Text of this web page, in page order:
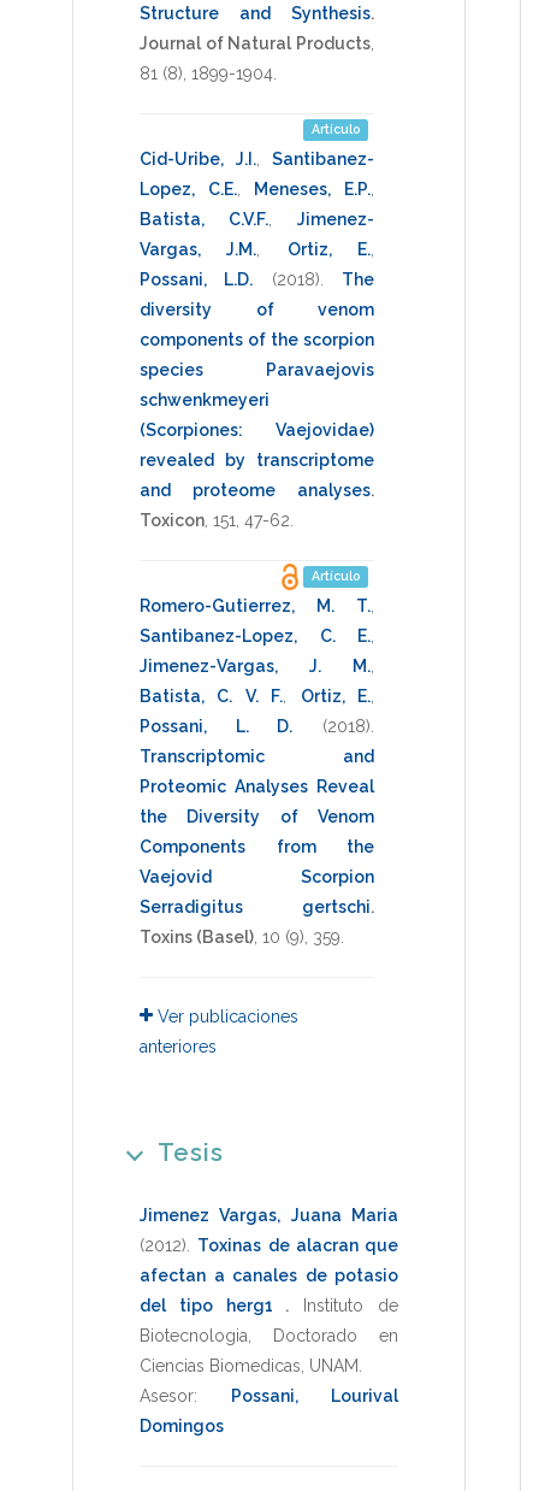
Structure and Synthesis.
Journal of Natural Products
81 (8), 1899-1904
Artículo
Cid-Uribe, J.I., Santibanez-
Lopez, C.E., Meneses, E.P.
Batista, C.V.F.
Jimenez-
Vargas, J.M.
Ortiz, E.
Possani, L.D.
(2018)
The
diversity of venom
components of the scorpion
species Paravaejovis
schwenkmeyeri
(Scorpiones: Vaejovidae)
revealed by transcriptome
and proteome analyses.
Toxicon 151 47-62
Artículo
Romero-Gutierrez, M. T.
Santibanez-Lopez, C. E.
Jimenez-Vargas, J. M.
Batista, C. V. F.
Ortiz, E.
Possani, L. D.
(2018)
Transcriptomic and
Proteomic Analyses Reveal
the Diversity of Venom
Components from the
Vaejovid Scorpion
Serradigitus gertschi.
Toxins (Basel) 10 (9), 359
Ver publicaciones
anteriores
Tesis
Jimenez Vargas, Juana Maria
(2012)
Toxinas de alacran que
afectan a canales de potasio
del tipo herg1 .
Instituto de
Biotecnologia
Doctorado en
Ciencias Biomedicas UNAM
Asesor: Possani, Lourival
Domingos